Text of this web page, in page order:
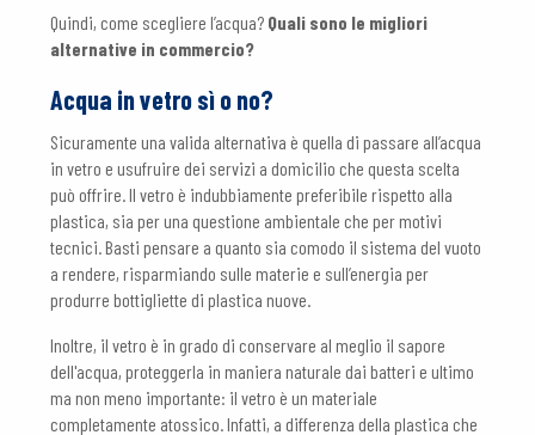
Quindi, come scegliere l’acqua? Quali sono le migliori
alternative in commercio?
Acqua in vetro sì o no?
Sicuramente una valida alternativa è quella di passare all’acqua
in vetro e usufruire dei servizi a domicilio che questa scelta
può offrire. Il vetro è indubbiamente preferibile rispetto alla
plastica, sia per una questione ambientale che per motivi
tecnici. Basti pensare a quanto sia comodo il sistema del vuoto
a rendere, risparmiando sulle materie e sull’energia per
produrre bottigliette di plastica nuove.
Inoltre, il vetro è in grado di conservare al meglio il sapore
dell'acqua, proteggerla in maniera naturale dai batteri e ultimo
ma non meno importante: il vetro è un materiale
completamente atossico. Infatti, a differenza della plastica che